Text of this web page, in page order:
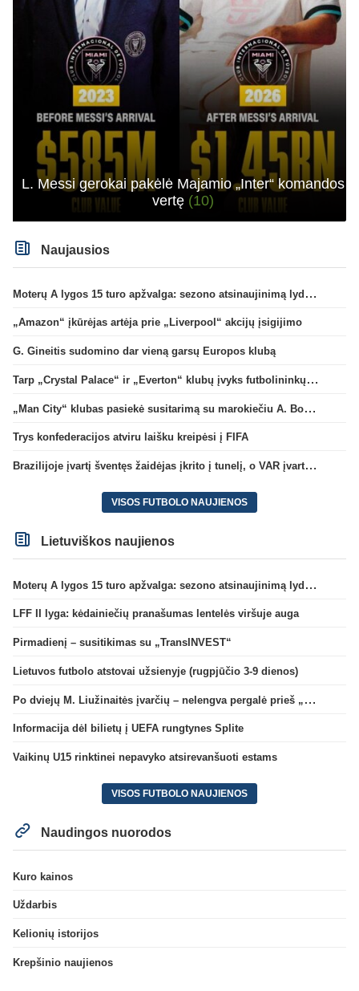
L. Messi gerokai pakėlė Majamio „Inter“ komandos
vertę (10)
Naujausios
Moterų A lygos 15 turo apžvalga: sezono atsinaujinimą lydėjo žalgiriečių pergalės
„Amazon“ įkūrėjas artėja prie „Liverpool“ akcijų įsigijimo
G. Gineitis sudomino dar vieną garsų Europos klubą
Tarp „Crystal Palace“ ir „Everton“ klubų įvyks futbolininkų mainai
„Man City“ klubas pasiekė susitarimą su marokiečiu A. Bouaddi
Trys konfederacijos atviru laišku kreipėsi į FIFA
Brazilijoje įvartį šventęs žaidėjas įkrito į tunelį, o VAR įvartį atšaukė
VISOS FUTBOLO NAUJIENOS
Lietuviškos naujienos
Moterų A lygos 15 turo apžvalga: sezono atsinaujinimą lydėjo žalgiriečių pergalės
LFF II lyga: kėdainiečių pranašumas lentelės viršuje auga
Pirmadienį – susitikimas su „TransINVEST“
Lietuvos futbolo atstovai užsienyje (rugpjūčio 3-9 dienos)
Po dviejų M. Liužinaitės įvarčių – nelengva pergalė prieš „Bangą“
Informacija dėl bilietų į UEFA rungtynes Splite
Vaikinų U15 rinktinei nepavyko atsirevanšuoti estams
VISOS FUTBOLO NAUJIENOS
Naudingos nuorodos
Kuro kainos
Uždarbis
Kelionių istorijos
Krepšinio naujienos